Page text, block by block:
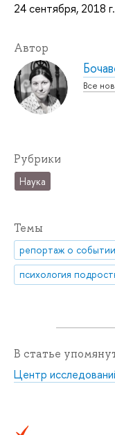
24 сентября, 2018 г.
Автор
Все
Рубрики
Наука
Темы
репортаж о событии
В статье
Центр